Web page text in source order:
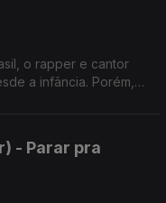
o rapper e cantor
a infância. Porém,
- Parar pra